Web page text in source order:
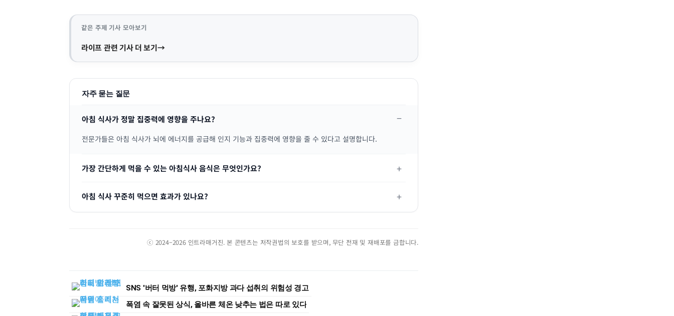
같은 주제 기사 모아보기
라이프 관련 기사 더 보기
자주 묻는 질문
아침 식사가 정말 집중력에 영향을 주나요?
전문가들은 아침 식사가 뇌에 에너지를 공급해 인지 기능과 집중력에 영향을 줄 수 있다고 설명합니다.
가장 간단하게 먹을 수 있는 아침식사 음식은 무엇인가요?
아침 식사 꾸준히 먹으면 효과가 있나요?
ⓒ 2024–2026 인트라매거진. 본 콘텐츠는 저작권법의 보호를 받으며, 무단 전재 및 재배포를 금합니다.
SNS '버터 먹방' 유행, 포화지방 과다 섭취의 위험성 경고
폭염 속 잘못된 상식, 올바른 체온 낮추는 법은 따로 있다